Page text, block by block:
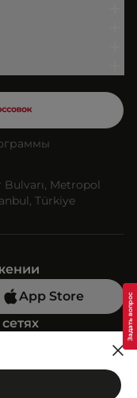
Metropol
Türkiye
App Store